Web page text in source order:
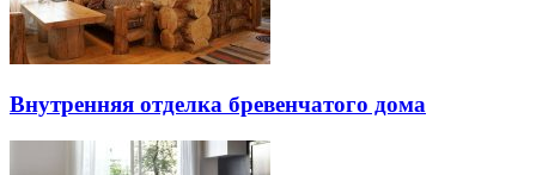
Внутренняя отделка бревенчатого дома